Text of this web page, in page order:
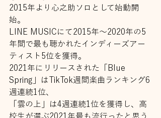
2015年より⼼之助ソロとして始動開
始。
LINE MUSICにて2015年〜2020年の5
年間で最も聴かれたインディーズアー
ティスト5位を獲得。
2021年にリリースされた「Blue
Spring」はTikTok週間楽曲ランキング6
週連続1位、
「雲の上」は4週連続1位を獲得し、⾼
校⽣が選ぶ2021年最も流⾏ったと思う